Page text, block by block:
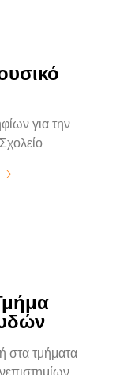
για την
στα τμήματα